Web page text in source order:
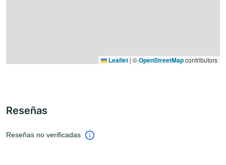
Leaflet | ©OpenStreetMapcontributors
Reseñas
Reseñas no verificadas